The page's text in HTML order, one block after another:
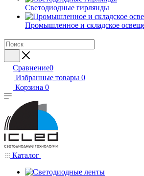
Светодиодные гирлянды
Промышленное и складское
Сравнение0
Избранные товары 0
Корзина 0
Каталог